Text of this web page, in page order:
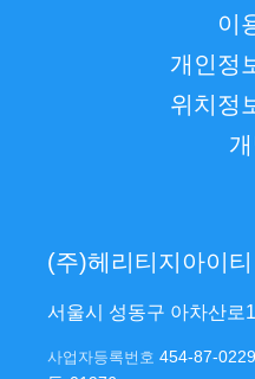
이
개인정
위치정
(주)헤리티지아이티
서울시 성동구 아차산로
사업자등록번호 454-87-